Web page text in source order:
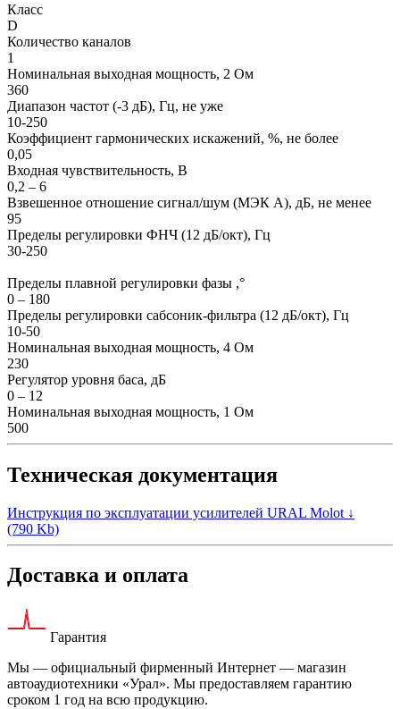
Класс
D
Количество каналов
1
Номинальная выходная мощность, 2 Ом
360
Диапазон частот (-3 дБ), Гц, не уже
10-250
Коэффициент гармонических искажений, %, не более
0,05
Входная чувствительность, В
0,2 – 6
Взвешенное отношение сигнал/шум (МЭК А), дБ, не менее
95
Пределы регулировки ФНЧ (12 дБ/окт), Гц
30-250
Пределы плавной регулировки фазы ,°
0 – 180
Пределы регулировки сабсоник-фильтра (12 дБ/окт), Гц
10-50
Номинальная выходная мощность, 4 Ом
230
Регулятор уровня баса, дБ
0 – 12
Номинальная выходная мощность, 1 Ом
500
Техническая документация
Инструкция по эксплуатации усилителей URAL Molot ↓
(790 Kb)
Доставка и оплата
Гарантия
Мы — официальный фирменный Интернет — магазин
автоаудиотехники «Урал». Мы предоставляем гарантию
сроком 1 год на всю продукцию.